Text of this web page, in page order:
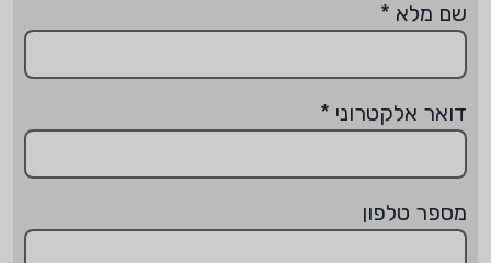
שם מלא *
דואר אלקטרוני *
מספר טלפון